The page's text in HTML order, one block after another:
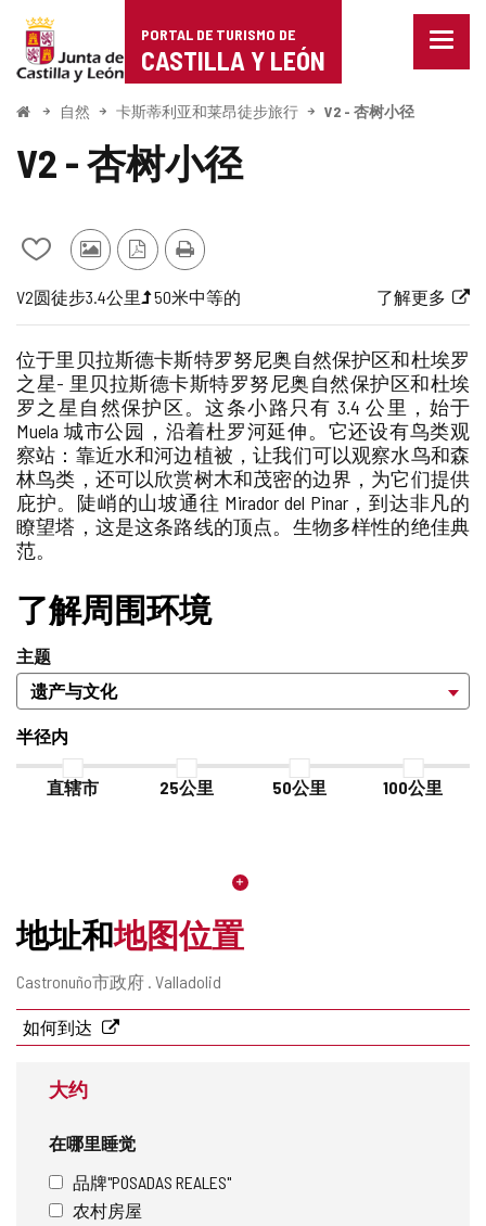
Portal
de
Turismo
de
Castilla
León
PORTAL DE TURISMO DE
CASTILLA Y LEÓN
菜
开
自然 卡斯蒂利亚和莱昂徒步旅行 V2 - 杏树小径
V2 - 杏树小径
从
的
笔
本
中
添
加/
删
除
其
游
客
照
片
PDF
本
打
航
线
代
码
V2
旅
行
圆
一
半
徒步
长
度
3.4公里
高
程
梯
度
（米）
50米
路
线
难
度
中等的
链
接
到
外
部
网
站
了解更多
位于里贝拉斯德卡斯特罗努尼奥自然保护区和杜埃罗
之星- 里贝拉斯德卡斯特罗努尼奥自然保护区和杜埃
罗之星自然保护区。这条小路只有 3.4 公里，始于
Muela 城市公园，沿着杜罗河延伸。它还设有鸟类观
察站：靠近水和河边植被，让我们可以观察水鸟和森
林鸟类，还可以欣赏树木和茂密的边界，为它们提供
庇护。陡峭的山坡通往 Mirador del Pinar，到达非凡的
瞭望塔，这是这条路线的顶点。生物多样性的绝佳典
范。
了解周围环境
主题
半径内
直辖市 25公里 50公里 100公里
地址和地图位置
邮
地
址
Castronuño市政府 . Valladolid
如何到达
大约
在哪里睡觉
品牌"POSADAS REALES"
农村房屋